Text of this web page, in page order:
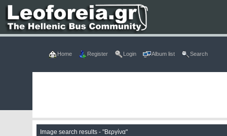
Home Register Login Album list Search
Image search results - "Βεργίνα"